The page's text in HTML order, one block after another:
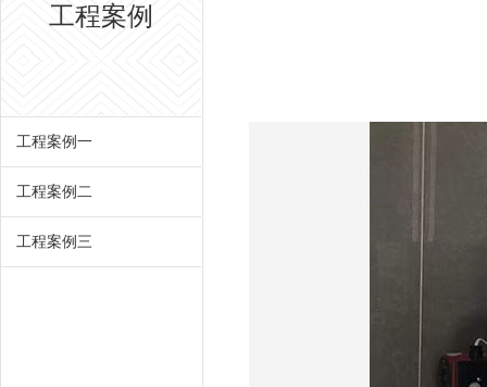
工程案例
工程案例一
工程案例二
工程案例三